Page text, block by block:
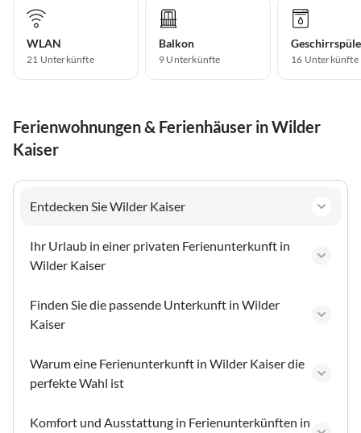
WLAN
21 Unterkünfte
Balkon
9 Unterkünfte 16 Unterkünfte
Ferienwohnungen & Ferienhäuser in Wilder
Kaiser
Entdecken Sie Wilder Kaiser
Ihr Urlaub in einer privaten Ferienunterkunft in
Wilder Kaiser
Finden Sie die passende Unterkunft in Wilder
Kaiser
Warum eine Ferienunterkunft in Wilder Kaiser die
perfekte Wahl ist
Komfort und Ausstattung in Ferienunterkünften in